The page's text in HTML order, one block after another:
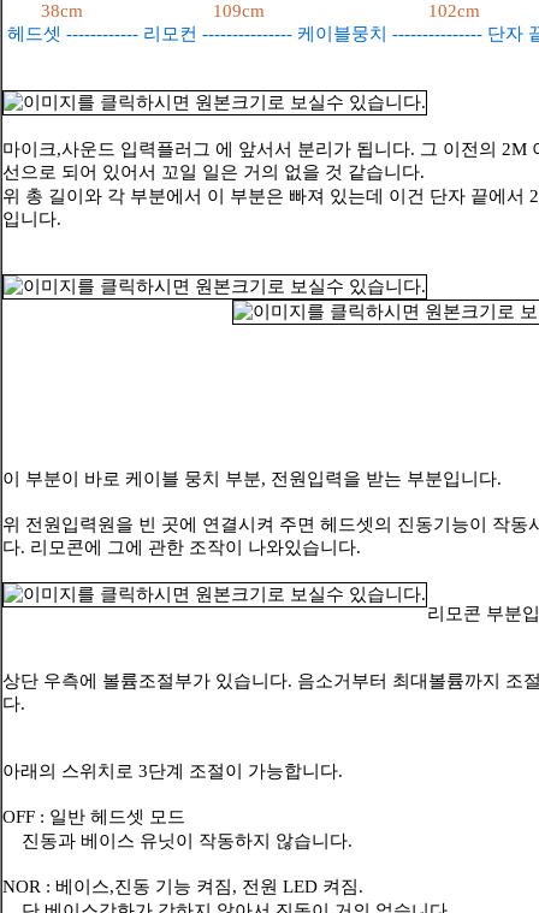
38cm 109cm 102cm
헤드셋 ------------ 리모컨 --------------- 케이블뭉치 --------------- 단자
마이크,사운드 입력플러그 에 앞서서 분리가 됩니다. 그 이전의 2M
선으로 되어 있어서 꼬일 일은 거의 없을 것 같습니다.
위 총 길이와 각 부분에서 이 부분은 빠져 있는데 이건 단자 끝에서
입니다.
이 부분이 바로 케이블 뭉치 부분, 전원입력을 받는 부분입니다.
위 전원입력원을 빈 곳에 연결시켜 주면 헤드셋의 진동기능이 작동
다. 리모콘에 그에 관한 조작이 나와있습니다.
리모콘 부분
상단 우측에 볼륨조절부가 있습니다. 음소거부터 최대볼륨까지 조
다.
아래의 스위치로 3단계 조절이 가능합니다.
OFF : 일반 헤드셋 모드
진동과 베이스 유닛이 작동하지 않습니다.
NOR : 베이스,진동 기능 켜짐, 전원 LED 켜짐.